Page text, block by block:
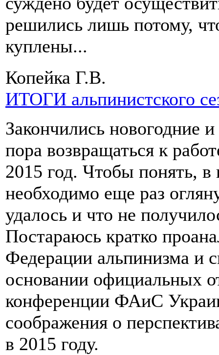
решились лишь потому,
куплены...
Копейка Г.В.
ИТОГИ альпинистского
Закончились новогодние
пора возвращаться к
2015 год. Чтобы понять, в
необходимо еще раз
удалось и что не
Постараюсь кратко
Федерации альпинизма и
основании официальных
конференции ФАиС
соображения о
в 2015 году.